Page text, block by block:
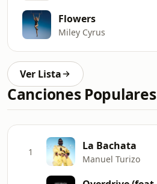
Flowers
Miley Cyrus
Ver Lista
Canciones Populares
1 La Bachata
Manuel Turizo